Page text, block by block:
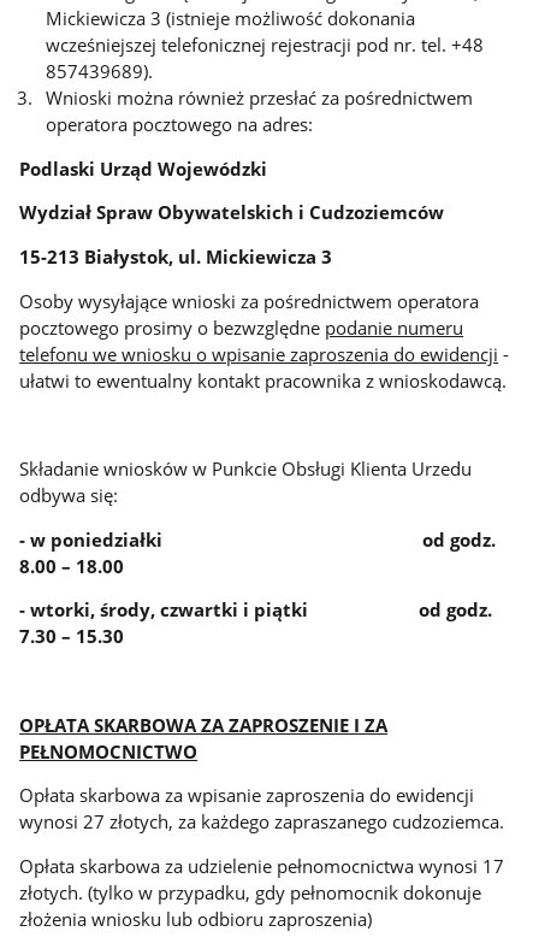
Mickiewicza 3 (istnieje możliwość dokonania
wcześniejszej telefonicznej rejestracji pod nr. tel. +48
857439689).
Wnioski można również przesłać za pośrednictwem
operatora pocztowego na adres:
Podlaski Urząd Wojewódzki
Wydział Spraw Obywatelskich i Cudzoziemców
15-213 Białystok, ul. Mickiewicza 3
Osoby wysyłające wnioski za pośrednictwem operatora
pocztowego prosimy o bezwzględne podanie numeru
telefonu we wniosku o wpisanie zaproszenia do ewidencji -
ułatwi to ewentualny kontakt pracownika z wnioskodawcą.
Składanie wniosków w Punkcie Obsługi Klienta Urzedu
odbywa się:
- w poniedziałki od godz.
8.00 – 18.00
- wtorki, środy, czwartki i piątki od godz.
7.30 – 15.30
OPŁATA SKARBOWA ZA ZAPROSZENIE I ZA
PEŁNOMOCNICTWO
Opłata skarbowa za wpisanie zaproszenia do ewidencji
wynosi 27 złotych, za każdego zapraszanego cudzoziemca.
Opłata skarbowa za udzielenie pełnomocnictwa wynosi 17
złotych. (tylko w przypadku, gdy pełnomocnik dokonuje
złożenia wniosku lub odbioru zaproszenia)